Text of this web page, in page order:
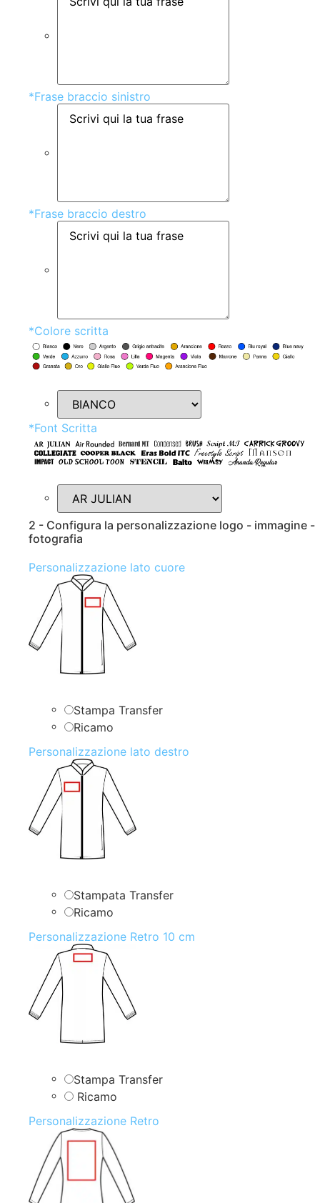
*Frase braccio sinistro
*Frase braccio destro
*Colore scritta
*Font Scritta
2 - Configura la personalizzazione logo - immagine -
fotografia
Personalizzazione lato cuore
Stampa Transfer
Ricamo
Personalizzazione lato destro
Stampata Transfer
Ricamo
Personalizzazione Retro 10 cm
Stampa Transfer
Ricamo
Personalizzazione Retro